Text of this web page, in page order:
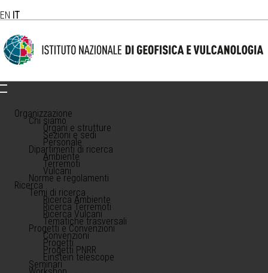
EN IT
Organizzazione
Chi siamo
Organi e strutture
Sezioni e sedi
Personale
Dipartimenti di ricerca
Ambiente
Terremoti
Vulcani
Norme e regolamenti
Ricerca
Temi di ricerca
Ricerca Ambiente
Ricerca Terremoti
Ricerca Vulcani
Tematiche trasversali
Progetti e Convenzioni
Convenzioni
Progetti
Progetti PNRR
Einstein telescope
Seminari